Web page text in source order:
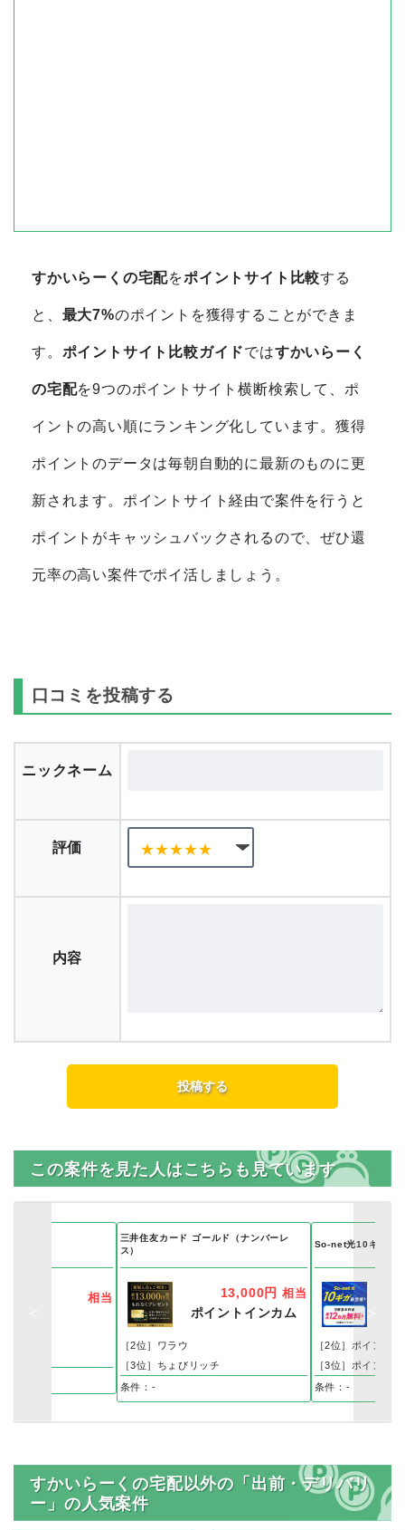
すかいらーくの宅配をポイントサイト比較する
と、 最大7%のポイントを獲得することができま
す。 ポイントサイト比較ガイドではすかいらーく
の宅配を9つのポイントサイト横断検索して、ポ
イントの高い順にランキング化しています。獲得
ポイントのデータは毎朝自動的に最新のものに更
新されます。ポイントサイト経由で案件を行うと
ポイントがキャッシュバックされるので、ぜひ還
元率の高い案件でポイ活しましょう。
口コミを投稿する
ニックネーム
評価
内容
この案件を見た人はこちらも見ています
相当
三井住友カード ゴールド（ナンバーレ
ス）
13,000円 相当
ポイントインカム
［2位］ワラウ
［3位］ちょびリッチ
条件：-
So-net光10ギガ（
［2位］ポイント
［3位］ポイント
条件：-
すかいらーくの宅配以外の「出前・デリバリ
ー」の人気案件